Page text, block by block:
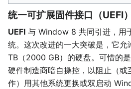
统一可扩展固件接口（UEFI）
UEFI 与 Window 8 共同引进，用
统。这次改进的一大突破是，它允
TB（2000 GB）的硬盘。可惜的
硬件制造商暗自操控，以阻止（或
作）用其他系统更换或双启动